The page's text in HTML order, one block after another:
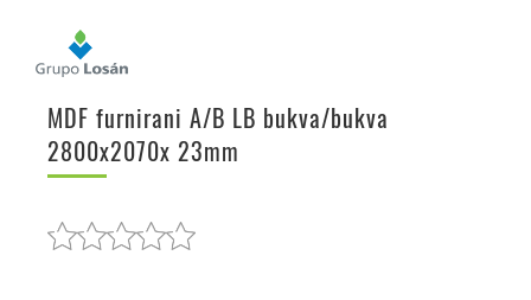
MDF furnirani A/B LB bukva/bukva
2800x2070x 23mm